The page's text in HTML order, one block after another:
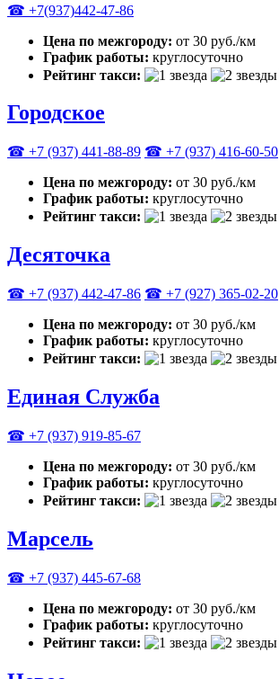
☎ +7(937)442-47-86
Цена по межгороду: от 30 руб./км
График работы: круглосуточно
Рейтинг такси:
Городское
☎ +7 (937) 441-88-89 ☎ +7 (937) 416-60-50
Цена по межгороду: от 30 руб./км
График работы: круглосуточно
Рейтинг такси:
Десяточка
☎ +7 (937) 442-47-86 ☎ +7 (927) 365-02-20
Цена по межгороду: от 30 руб./км
График работы: круглосуточно
Рейтинг такси:
Единая Служба
☎ +7 (937) 919-85-67
Цена по межгороду: от 30 руб./км
График работы: круглосуточно
Рейтинг такси:
Марсель
☎ +7 (937) 445-67-68
Цена по межгороду: от 30 руб./км
График работы: круглосуточно
Рейтинг такси: